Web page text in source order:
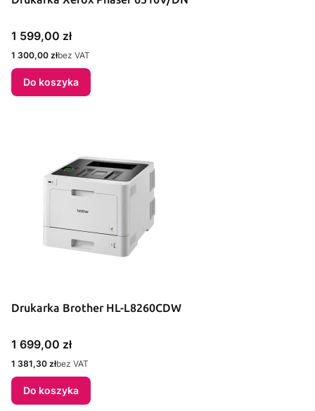
Cena
1 599,00 zł
Cena
1 300,00 złbez VAT
Do koszyka
Drukarka Brother HL-L8260CDW
Cena
1 699,00 zł
Cena
1 381,30 złbez VAT
Do koszyka